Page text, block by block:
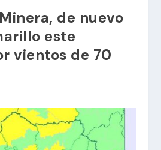
de nuevo
este
vientos de 70